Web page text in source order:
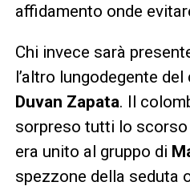
affidamento onde
Chi invece sarà
l’altro lungodegente
Duvan Zapata. Il
sorpreso tutti lo
era unito al gruppo di
spezzone della seduta